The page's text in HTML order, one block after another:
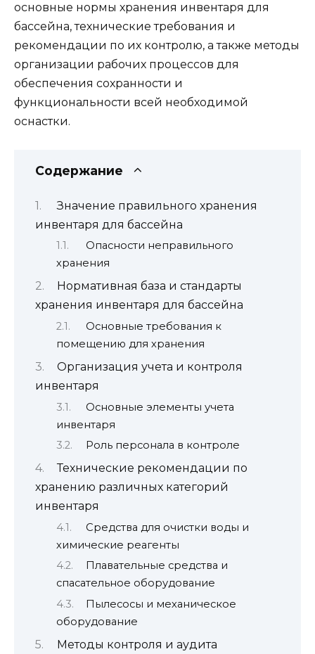
основные нормы хранения инвентаря для
бассейна, технические требования и
рекомендации по их контролю, а также методы
организации рабочих процессов для
обеспечения сохранности и
функциональности всей необходимой
оснастки.
Содержание
Значение правильного хранения
инвентаря для бассейна
Опасности неправильного
хранения
Нормативная база и стандарты
хранения инвентаря для бассейна
Основные требования к
помещению для хранения
Организация учета и контроля
инвентаря
Основные элементы учета
инвентаря
Роль персонала в контроле
Технические рекомендации по
хранению различных категорий
инвентаря
Средства для очистки воды и
химические реагенты
Плавательные средства и
спасательное оборудование
Пылесосы и механическое
оборудование
Методы контроля и аудита